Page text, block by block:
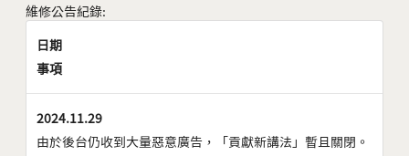
維修公告紀錄:
日期
事項
2024.11.29
由於後台仍收到大量惡意廣告，「貢獻新講法」暫且關閉。